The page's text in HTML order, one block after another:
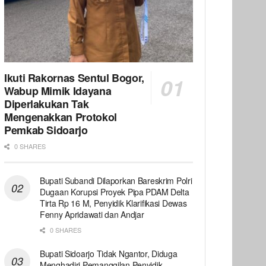
Ikuti Rakornas Sentul Bogor,
Wabup Mimik Idayana
Diperlakukan Tak
Mengenakkan Protokol
Pemkab Sidoarjo
0 SHARES
Bupati Subandi Dilaporkan Bareskrim Polri
Dugaan Korupsi Proyek Pipa PDAM Delta
Tirta Rp 16 M, Penyidik Klarifikasi Dewas
Fenny Apridawati dan Andjar
0 SHARES
Bupati Sidoarjo Tidak Ngantor, Diduga